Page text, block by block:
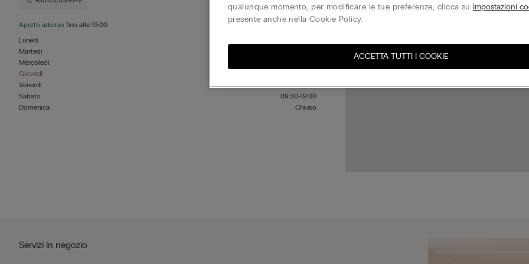
Aperto adesso fino alle 19:00
Lunedì
Martedì
Mercoledì
Giovedì
Venerdì
09:30-19:00
Sabato
09:30-19:00
Domenica
Chiuso
Servizi in negozio
qualunque momento, per modificare le tue preferenze, clicca su Impostazioni
presente anche nella Cookie Policy.
ACCETTA TUTTI I COOKIE